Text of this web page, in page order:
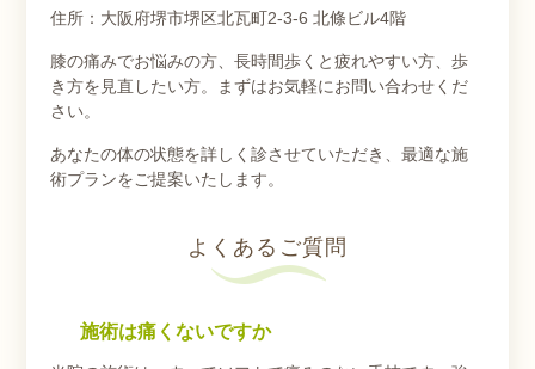
住所：大阪府堺市堺区北瓦町2-3-6 北條ビル4階
膝の痛みでお悩みの方、長時間歩くと疲れやすい方、歩
き方を見直したい方。まずはお気軽にお問い合わせくだ
さい。
あなたの体の状態を詳しく診させていただき、最適な施
術プランをご提案いたします。
よくあるご質問
施術は痛くないですか